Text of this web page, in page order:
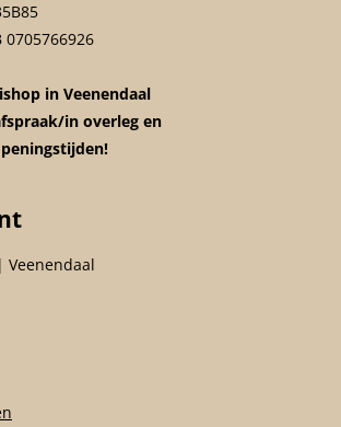
0705766926
in Veenendaal
in overleg en
Veenendaal